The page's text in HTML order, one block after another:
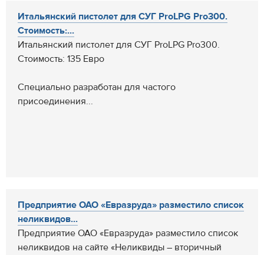
Итальянский пистолет для СУГ ProLPG Pro300.
Стоимость:...
Итальянский пистолет для СУГ ProLPG Pro300.
Стоимость: 135 Евро
Специально разработан для частого
присоединения...
Предприятие ОАО «Евразруда» разместило список
неликвидов...
Предприятие ОАО «Евразруда» разместило список
неликвидов на сайте «Неликвиды – вторичный